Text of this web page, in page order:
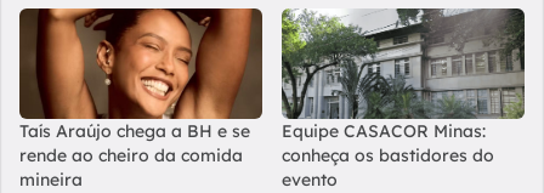
Taís Araújo chega a BH e se
rende ao cheiro da comida
mineira
Equipe CASACOR Minas:
conheça os bastidores do
evento